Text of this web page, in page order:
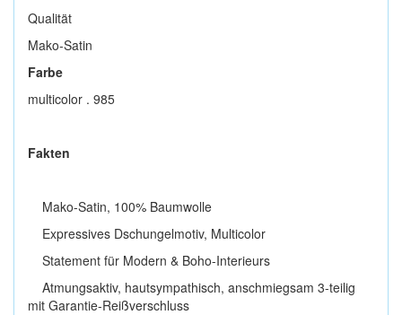
Qualität
Mako-Satin
Farbe
multicolor . 985
Fakten
Mako-Satin, 100% Baumwolle
Expressives Dschungelmotiv, Multicolor
Statement für Modern & Boho-Interieurs
Atmungsaktiv, hautsympathisch, anschmiegsam 3-teilig
mit Garantie-Reißverschluss